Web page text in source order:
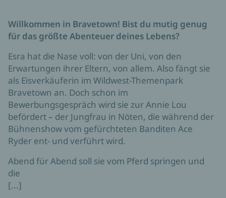
Willkommen in Bravetown! Bist du mutig genug
für das größte Abenteuer deines Lebens?
Esra hat die Nase voll: von der Uni, von den
Erwartungen ihrer Eltern, von allem. Also fängt sie
als Eisverkäuferin im Wildwest-Themenpark
Bravetown an. Doch schon im
Bewerbungsgespräch wird sie zur Annie Lou
befördert – der Jungfrau in Nöten, die während der
Bühnenshow vom gefürchteten Banditen Ace
Ryder ent- und verführt wird.
Abend für Abend soll sie vom Pferd springen und
die
[...]